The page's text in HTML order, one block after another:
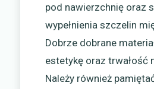
pod nawierzchnię oraz
wypełnienia szczelin
Dobrze dobrane
estetykę oraz trwałość
Należy również